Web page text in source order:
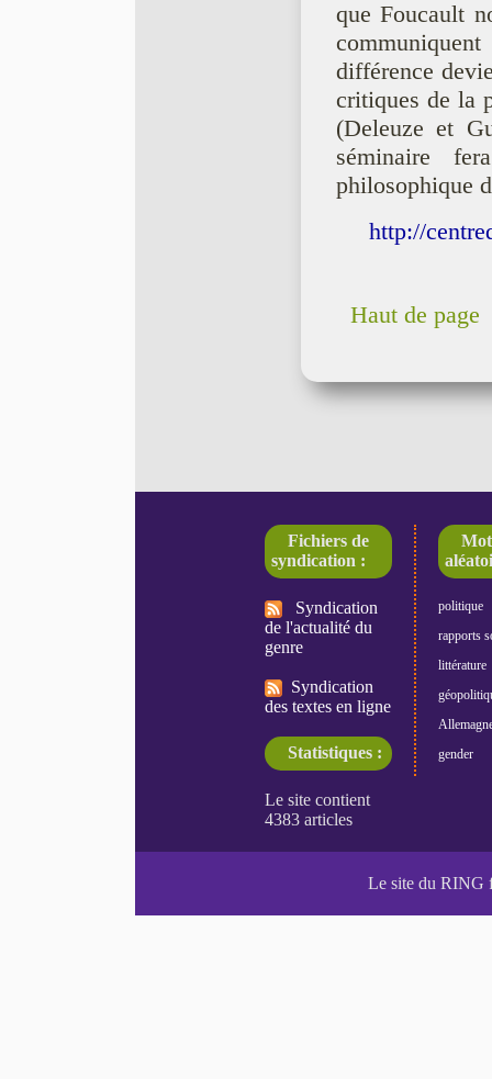
que Foucault
différence
critiques de la
(Deleuze et
séminaire
philosophique
http://
Haut de page
Fichiers de
syndication :
Syndication
de l'actualité du
genre
Syndication
des textes en ligne
Statistiques :
politique
rapports
littérature
gender
Le site du RING